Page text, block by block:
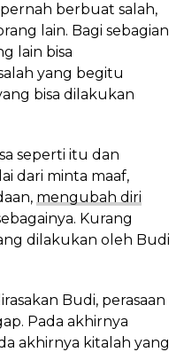
berbuat salah,
lain. Bagi sebagian
lain bisa
yang begitu
bisa dilakukan
seperti itu dan
dari minta maaf,
mengubah diri
Kurang
dilakukan oleh Budi
Budi, perasaan
Pada akhirnya
akhirnya kitalah yang